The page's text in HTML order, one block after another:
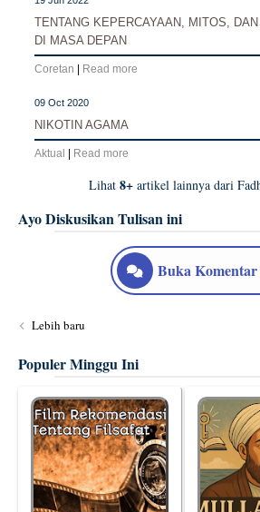
TENTANG KEPERCAYAAN, MITOS,
DI MASA DEPAN
Coretan Read more
09 Oct 2020
NIKOTIN AGAMA
Aktual Read more
Lihat 8+ artikel lainnya dari
Ayo Diskusikan Tulisan ini
Buka Komentar
Lebih baru
Populer Minggu Ini